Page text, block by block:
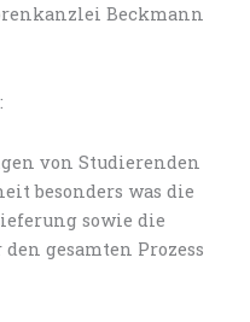
Beckmann
von Studierenden
besonders was die
sowie die
gesamten Prozess